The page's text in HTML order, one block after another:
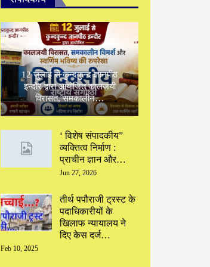
12 जुलाई से कुन्दकुन्द ज्ञानपीठ
इन्दौर द्वारा आयोजित कालजयी
विरासत, समकालीन…
‘ विशेष संपादकीय”
‌व्यक्तित्व निर्माण :
प्राचीन ज्ञान और…
Jun 27, 2026
तीर्थ पपौराजी ट्रस्ट के
पदाधिकारीयों के
खिलाफ न्यायालय ने
दिए केस दर्ज…
Feb 10, 2025